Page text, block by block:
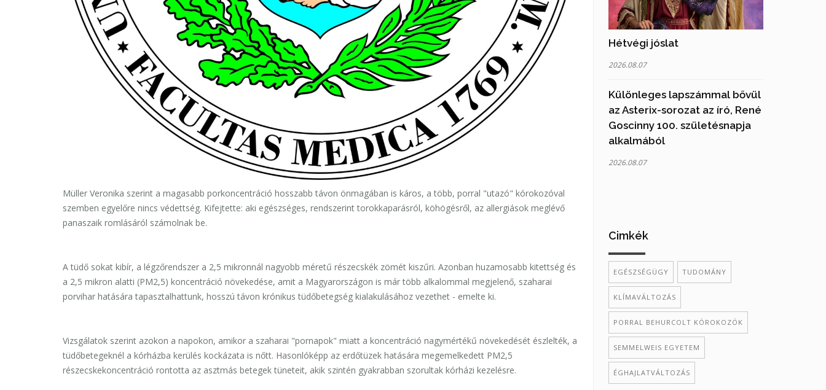
Müller Veronika szerint a magasabb porkoncentráció hosszabb távon önmagában is káros, a több, porral "utazó" kórokozóval
szemben egyelőre nincs védettség. Kifejtette: aki egészséges, rendszerint torokkaparásról, köhögésről, az allergiások meglévő
panaszaik romlásáról számolnak be.
A tüdő sokat kibír, a légzőrendszer a 2,5 mikronnál nagyobb méretű részecskék zömét kiszűri. Azonban huzamosabb kitettség és
a 2,5 mikron alatti (PM2,5) koncentráció növekedése, amit a Magyarországon is már több alkalommal megjelenő, szaharai
porvihar hatására tapasztalhattunk, hosszú távon krónikus tüdőbetegség kialakulásához vezethet - emelte ki.
Vizsgálatok szerint azokon a napokon, amikor a szaharai "pornapok" miatt a koncentráció nagymértékű növekedését észlelték, a
tüdőbetegeknél a kórházba kerülés kockázata is nőtt. Hasonlóképp az erdőtüzek hatására megemelkedett PM2,5
részecskekoncentráció rontotta az asztmás betegek tüneteit, akik szintén gyakrabban szorultak kórházi kezelésre.
Hétvégi jóslat
2026.08.07
Különleges lapszámmal bővül
az Asterix-sorozat az író, René
Goscinny 100. születésnapja
alkalmából
2026.08.07
Cimkék
EGÉSZSÉGÜGY TUDOMÁNY
KLÍMAVÁLTOZÁS
PORRAL BEHURCOLT KÓROKOZÓK
SEMMELWEIS EGYETEM
ÉGHAJLATVÁLTOZÁS